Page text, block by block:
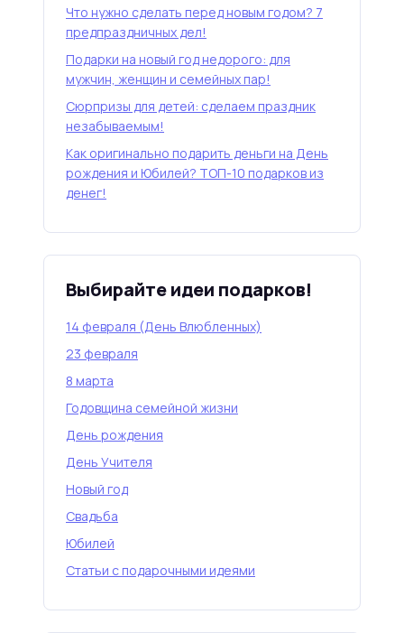
Что нужно сделать перед новым годом? 7
предпраздничных дел!
Подарки на новый год недорого: для
мужчин, женщин и семейных пар!
Сюрпризы для детей: сделаем праздник
незабываемым!
Как оригинально подарить деньги на День
рождения и Юбилей? ТОП-10 подарков из
денег!
Выбирайте идеи подарков!
14 февраля (День Влюбленных)
23 февраля
8 марта
Годовщина семейной жизни
День рождения
День Учителя
Новый год
Свадьба
Юбилей
Статьи с подарочными идеями